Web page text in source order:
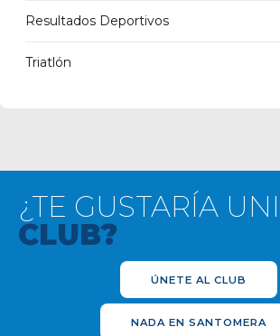
Resultados Deportivos
Triatlón
¿TE GUSTARÍA
CLUB?
ÚNETE AL CLUB
NADA EN SANTOMERA